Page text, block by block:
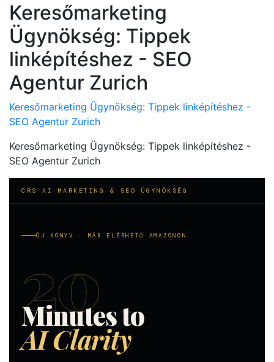
Keresőmarketing
Ügynökség: Tippek
linképítéshez - SEO
Agentur Zurich
Keresőmarketing Ügynökség: Tippek linképítéshez -
SEO Agentur Zurich
Keresőmarketing Ügynökség: Tippek linképítéshez -
SEO Agentur Zurich